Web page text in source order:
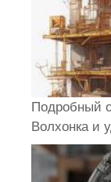
Подробный
Волхонка и